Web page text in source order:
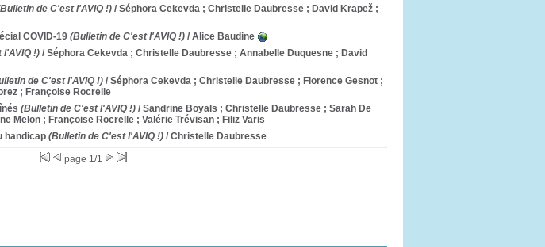
de C'est l'AVIQ !)/ Séphora Cekevda ; Christelle Daubresse ; David Krapež ;
COVID-19(Bulletin de C'est l'AVIQ !)/ Alice Baudine
!)/ Séphora Cekevda ; Christelle Daubresse ; Annabelle Duquesne ; David
de C'est l'AVIQ !)/ Séphora Cekevda ; Christelle Daubresse ; Florence Gesnot ;
; Françoise Rocrelle
(Bulletin de C'est l'AVIQ !)/ Sandrine Boyals ; Christelle Daubresse ; Sarah De
Melon ; Françoise Rocrelle ; Valérie Trévisan ; Filiz Varis
handicap(Bulletin de C'est l'AVIQ !)/ Christelle Daubresse
page 1/1